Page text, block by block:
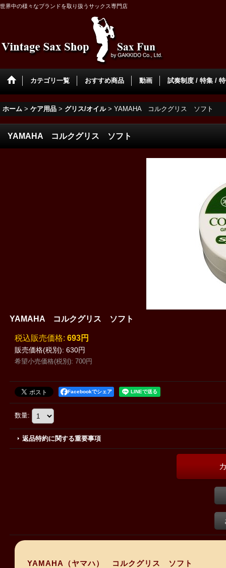
世界中の様々なブランドを取り扱うサックス専門店
カテゴリ一覧 おすすめ商品 動画 試奏制度 / 特集 /
ホーム > ケア用品 > グリス/オイル > YAMAHA コルクグリス ソフト
YAMAHA コルクグリス ソフト
YAMAHA コルクグリス ソフト
販売価格(税別): 630円
税込 : 693円
希望小売価格(税別): 700円
Facebookでシェア
数量:
返品特約に関する重要事項
YAMAHA（ヤマハ） コルクグリス ソフト